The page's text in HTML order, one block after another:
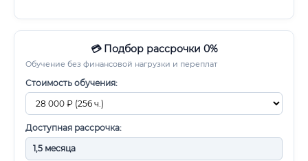
💳 Подбор рассрочки 0%
Обучение без финансовой нагрузки и переплат
Стоимость обучения:
Доступная рассрочка: